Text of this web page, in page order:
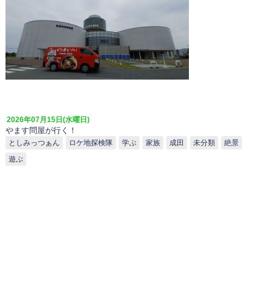
2026年07月15日(水曜日)
やます問屋が行く！
としみっつぁん ロケ地探検隊 学ぶ 家族 成田 未分類 絶景
遊ぶ